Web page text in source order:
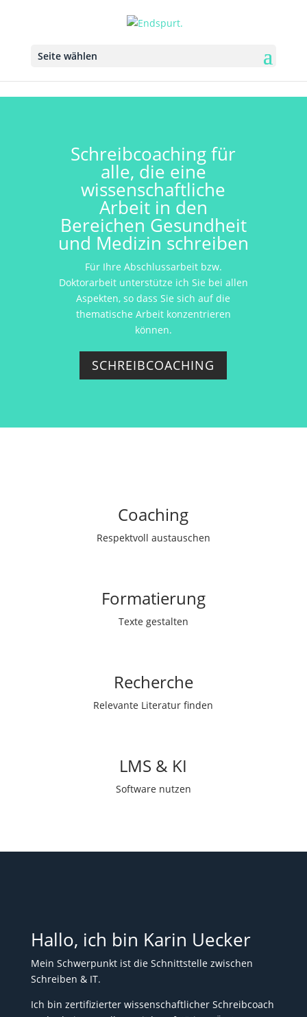
Seite wählen
Schreibcoaching für
alle, die eine
wissenschaftliche
Arbeit in den
Bereichen Gesundheit
und Medizin schreiben
Für Ihre Abschlussarbeit bzw.
Doktorarbeit unterstütze ich Sie bei allen
Aspekten, so dass Sie sich auf die
thematische Arbeit konzentrieren
können.
SCHREIBCOACHING
Coaching
Respektvoll austauschen
Formatie­rung
Texte gestalten
Recherche
Relevante Literatur finden
LMS & KI
Software nutzen
Hallo, ich bin Karin Uecker
Mein Schwerpunkt ist die Schnittstelle zwischen
Schreiben & IT.
Ich bin zertifizierter wissenschaftlicher Schreibcoach